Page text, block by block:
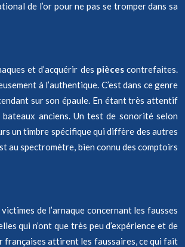
de l’or pour ne pas se tromper dans sa
et d’acquérir des piècescontrefaites.
à l’authentique. C’est dans ce genre
sur son épaule. En étant très attentif
bateaux anciens. Un test de sonorité selon
un timbre spécifique qui diffère des autres
au spectromètre, bien connu des comptoirs
de l’arnaque concernant les fausses
qui n’ont que très peu d’expérience et de
françaises attirent les faussaires, ce qui fait